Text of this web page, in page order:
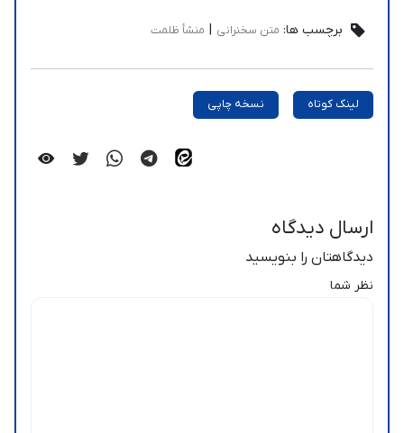
برچسب ها: متن سخنرانی | منشأ ظلمت
لینک کوتاه نسخه چاپی
ارسال دیدگاه
دیدگاهتان را بنویسید
نظر شما